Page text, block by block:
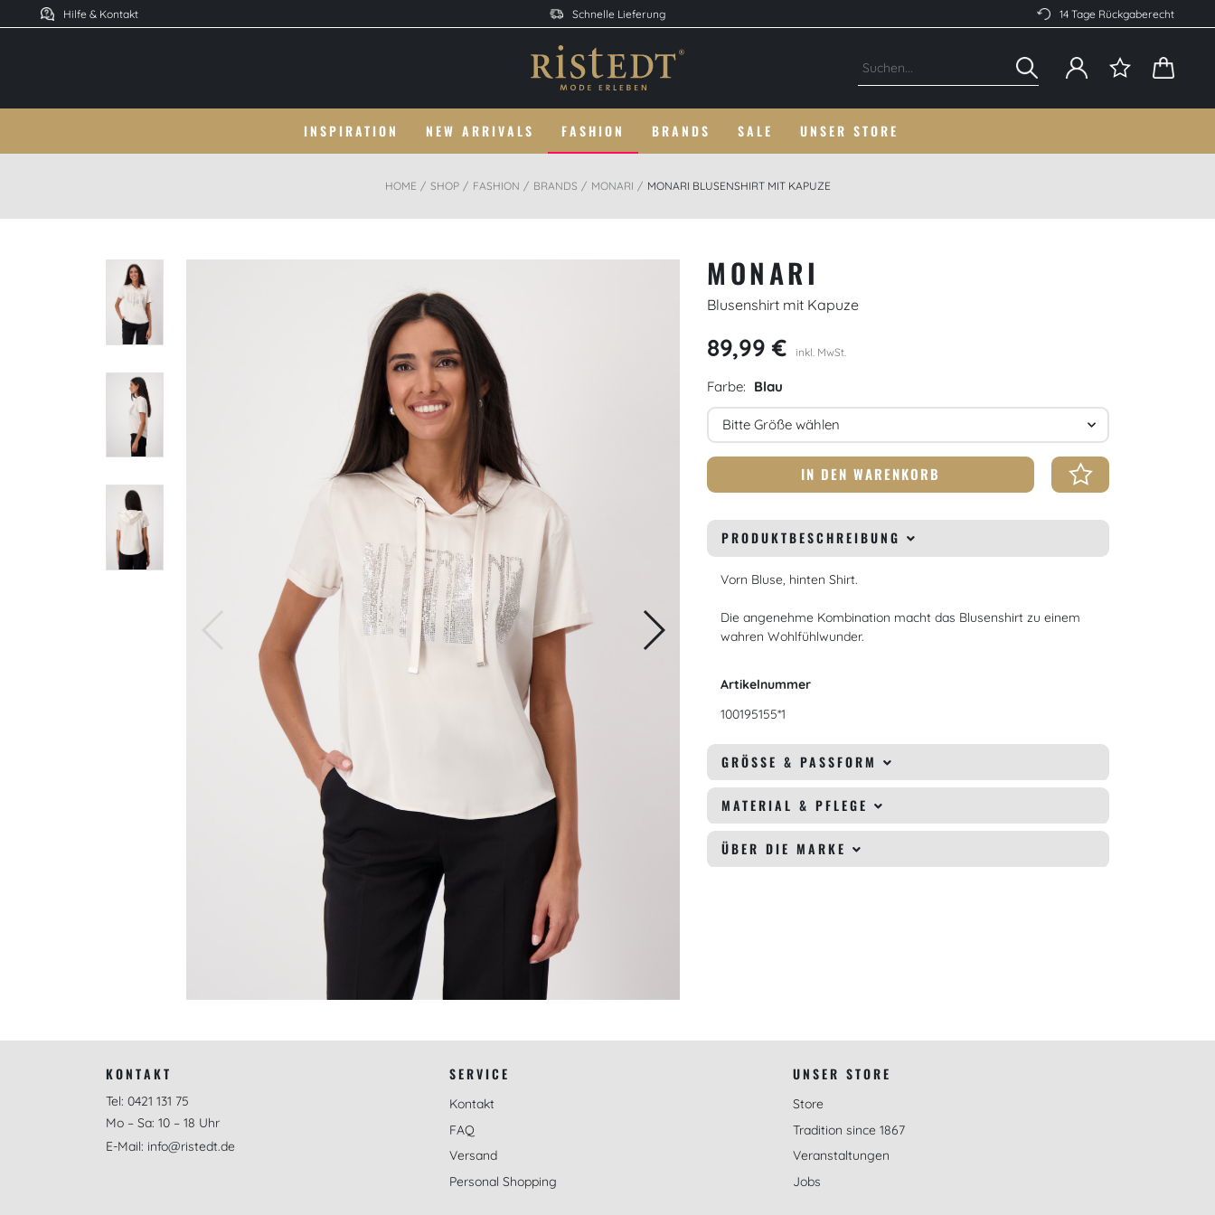
Hilfe & Kontakt Schnelle Lieferung 14 Tage Rückgaberecht
INSPIRATION NEW ARRIVALS FASHION BRANDS SALE UNSER STORE
HOME SHOP FASHION BRANDS MONARI MONARI BLUSENSHIRT MIT KAPUZE
MONARI
Blusenshirt mit Kapuze
89,99 € inkl. MwSt.
Farbe: Blau
Größe
IN DEN WARENKORB
PRODUKTBESCHREIBUNG
Vorn Bluse, hinten Shirt.
Die angenehme Kombination macht das Blusenshirt zu einem
wahren Wohlfühlwunder.
Artikelnummer
100195155*1
GRÖSSE & PASSFORM
MATERIAL & PFLEGE
ÜBER DIE MARKE
KONTAKT
Tel: 0421 131 75
Mo – Sa: 10 – 18 Uhr
E-Mail: info@ristedt.de
SERVICE
Kontakt
FAQ
Versand
Personal Shopping
UNSER STORE
Store
Tradition since 1867
Veranstaltungen
Jobs